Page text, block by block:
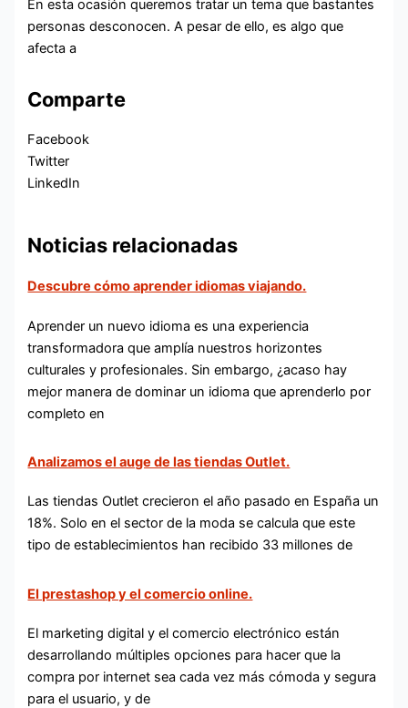
En esta ocasión queremos tratar un tema que bastantes
personas desconocen. A pesar de ello, es algo que
afecta a
Comparte
Facebook
Twitter
LinkedIn
Noticias relacionadas
Descubre cómo aprender idiomas viajando.
Aprender un nuevo idioma es una experiencia
transformadora que amplía nuestros horizontes
culturales y profesionales. Sin embargo, ¿acaso hay
mejor manera de dominar un idioma que aprenderlo por
completo en
Analizamos el auge de las tiendas Outlet.
Las tiendas Outlet crecieron el año pasado en España un
18%. Solo en el sector de la moda se calcula que este
tipo de establecimientos han recibido 33 millones de
El prestashop y el comercio online.
El marketing digital y el comercio electrónico están
desarrollando múltiples opciones para hacer que la
compra por internet sea cada vez más cómoda y segura
para el usuario, y de